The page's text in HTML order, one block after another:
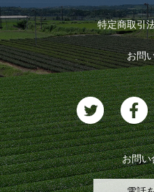
特定商取引
お問
お問い